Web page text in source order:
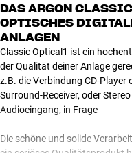
DAS ARGON
OPTISCHES
ANLAGEN
Classic Optical1 ist ein
der Qualität deiner Anlage
z.B. die Verbindung CD-
Surround-Receiver, oder
Audioeingang, in Frage
Die schöne und solide